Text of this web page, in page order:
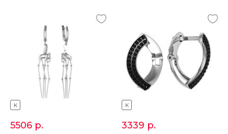
K
5506 р.
K
3339 р.